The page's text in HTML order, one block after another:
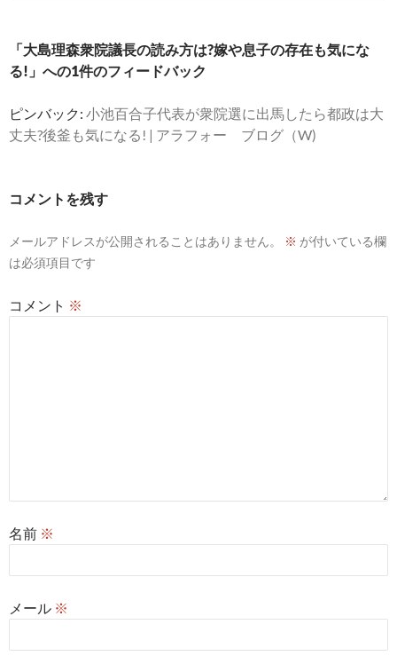
シ
ョ
ン
「大島理森衆院議長の読み方は?嫁や息子の存在も気にな
る!」への1件のフィードバック
ピンバック: 小池百合子代表が衆院選に出馬したら都政は大
丈夫?後釜も気になる! | アラフォー ブログ（W)
コメントを残す
メールアドレスが公開されることはありません。 ※ が付いている欄
は必須項目です
コメント ※
名前 ※
メール ※